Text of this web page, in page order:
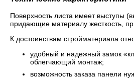
Поверхность листа имеет выступы
придающие материалу жесткость,
К достоинствам стройматериала
удобный и надежный замок
облегчающий монтаж;
возможность заказа панели